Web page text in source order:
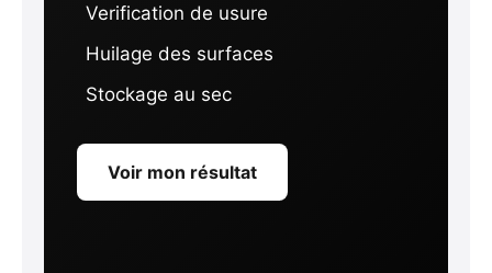
Verification de usure
Huilage des surfaces
Stockage au sec
Voir mon résultat